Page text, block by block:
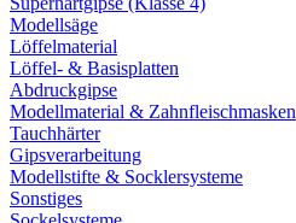
Modellsäge
Löffelmaterial
Löffel- & Basisplatten
Abdruckgipse
Modellmaterial & Zahnfleischmasken
Tauchhärter
Gipsverarbeitung
Modellstifte & Socklersysteme
Sonstiges